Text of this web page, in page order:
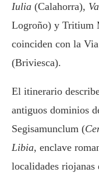
Iulia (Calahorra),
Logroño) y Tritium
coinciden con la
(Briviesca).
El itinerario
antiguos dominios
Segisamunclum (
Libia, enclave
localidades